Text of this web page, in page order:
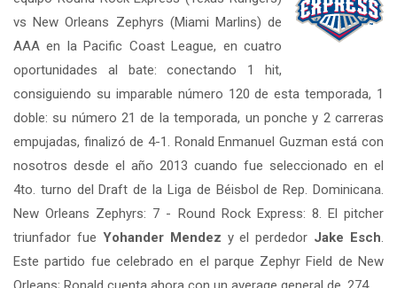
vs New Orleans Zephyrs (Miami Marlins) de
AAA en la Pacific Coast League, en cuatro
oportunidades al bate: conectando 1 hit,
consiguiendo su imparable número 120 de esta temporada, 1
doble: su número 21 de la temporada, un ponche y 2 carreras
empujadas, finalizó de 4-1. Ronald Enmanuel Guzman está con
nosotros desde el año 2013 cuando fue seleccionado en el
4to. turno del Draft de la Liga de Béisbol de Rep. Dominicana.
New Orleans Zephyrs: 7 - Round Rock Express: 8. El pitcher
triunfador fue Yohander Mendez y el perdedor Jake Esch.
Este partido fue celebrado en el parque Zephyr Field de New